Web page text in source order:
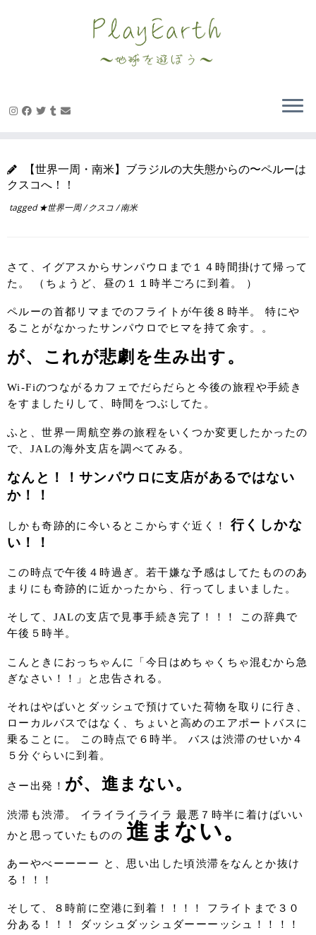
【世界一周・南米】ブラジルの大失態からの〜ペルーは
クスコへ！！
tagged★世界一周/クスコ/南米
さて、イグアスからサンパウロまで１４時間掛けて帰って
た。 （ちょうど、昼の１１時半ごろに到着。 ）
ペルーの首都リマまでのフライトが午後８時半。 特にや
ることがなかったサンパウロでヒマを持て余す。。
が、これが悲劇を生み出す。
Wi-Fiのつながるカフェでだらだらと今後の旅程や手続き
をすましたりして、時間をつぶしてた。
ふと、世界一周航空券の旅程をいくつか変更したかったの
で、JALの海外支店を調べてみる。
なんと！！サンパウロに支店があるではない
か！！
しかも奇跡的に今いるとこからすぐ近く！ 行くしかな
い！！
この時点で午後４時過ぎ。若干嫌な予感はしてたもののあ
まりにも奇跡的に近かったから、行ってしまいました。
そして、JALの支店で見事手続き完了！！！ この辞典で
午後５時半。
こんときにおっちゃんに「今日はめちゃくちゃ混むから急
ぎなさい！！」と忠告される。
それはやばいとダッシュで預けていた荷物を取りに行き、
ローカルバスではなく、ちょいと高めのエアポートバスに
乗ることに。 この時点で６時半。 バスは渋滞のせいか４
５分ぐらいに到着。
さー出発！ が、進まない。
渋滞も渋滞。 イライライライラ 最悪７時半に着けばいい
かと思っていたものの 進まない。
あーやべーーーー と、思い出した頃渋滞をなんとか抜け
る！！！
そして、８時前に空港に到着！！！！ フライトまで３０
分ある！！！ ダッシュダッシュダーーーッシュ！！！！